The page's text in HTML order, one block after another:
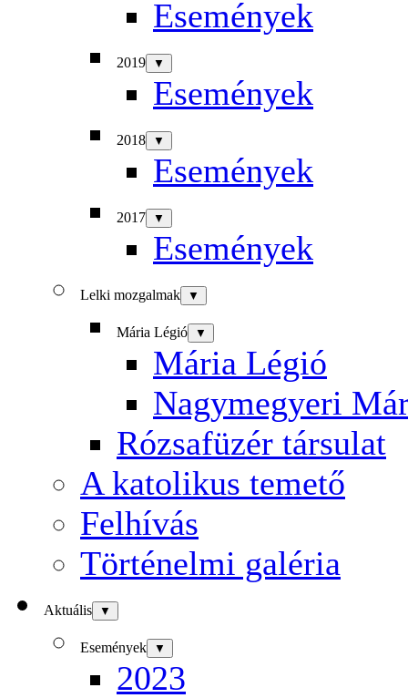
Események
2019 ▼
Események
2018 ▼
Események
2017 ▼
Események
Lelki mozgalmak ▼
Mária Légió ▼
Mária Légió
Nagymegyeri
Rózsafüzér társulat
A katolikus temető
Felhívás
Történelmi galéria
Aktuális ▼
Események ▼
2023